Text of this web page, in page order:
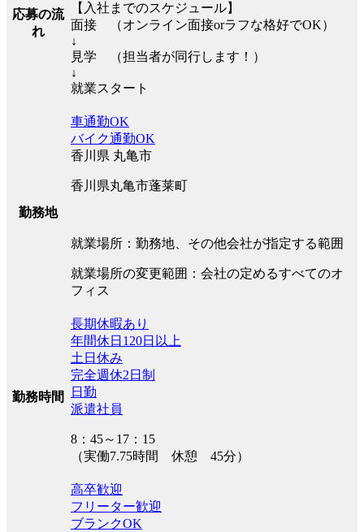
応募の流
れ
【入社までのスケジュール】
面接 （オンライン面接orラフな格好でOK）
↓
見学 （担当者が同行します！）
↓
就業スタート
勤務地
車通勤OK
バイク通勤OK
香川県 丸亀市
香川県丸亀市蓬莱町
就業場所：勤務地、その他会社が指定する範囲
就業場所の変更範囲：会社の定めるすべてのオ
フィス
勤務時間
長期休暇あり
年間休日120日以上
土日休み
完全週休2日制
日勤
派遣社員
8：45～17：15
（実働7.75時間 休憩 45分）
高卒歓迎
フリーター歓迎
ブランクOK